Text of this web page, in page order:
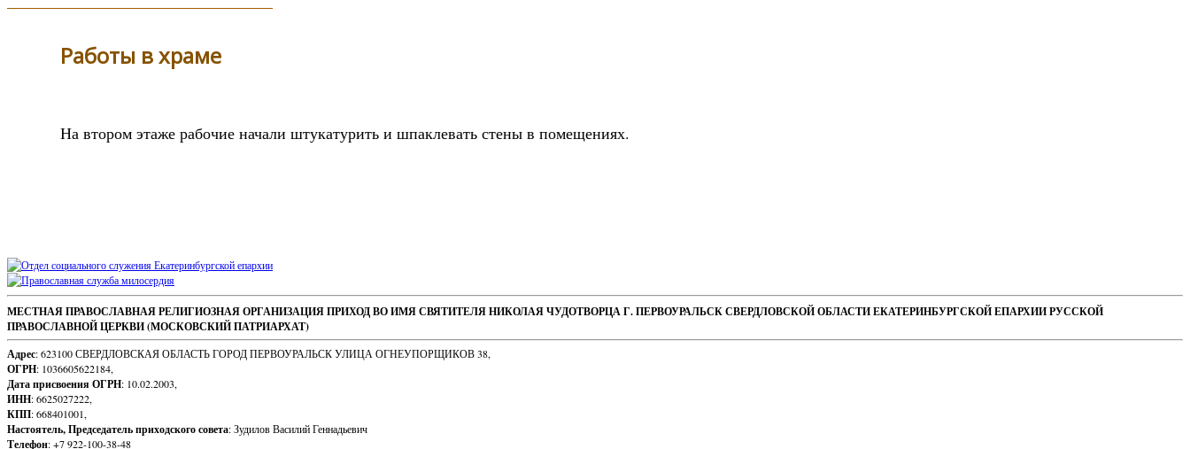
Работы в храме
На втором этаже рабочие начали штукатурить и шпаклевать стены в помещениях.
Sidebar
Footer
Content
МЕСТНАЯ ПРАВОСЛАВНАЯ РЕЛИГИОЗНАЯ ОРГАНИЗАЦИЯ ПРИХОД ВО ИМЯ СВЯТИТЕЛЯ НИКОЛАЯ ЧУДОТВОРЦА Г. ПЕРВОУРАЛЬСК СВЕРДЛОВСКОЙ ОБЛАСТИ ЕКАТЕРИНБУРГСКОЙ ЕПАРХИИ РУССКОЙ
ПРАВОСЛАВНОЙ ЦЕРКВИ (МОСКОВСКИЙ ПАТРИАРХАТ)
Адрес: 623100 СВЕРДЛОВСКАЯ ОБЛАСТЬ ГОРОД ПЕРВОУРАЛЬСК УЛИЦА ОГНЕУПОРЩИКОВ 38,
ОГРН: 1036605622184,
Дата присвоения ОГРН: 10.02.2003,
ИНН: 6625027222,
КПП: 668401001,
Настоятель, Председатель приходского совета: Зудилов Василий Геннадьевич
Телефон: +7 922-100-38-48